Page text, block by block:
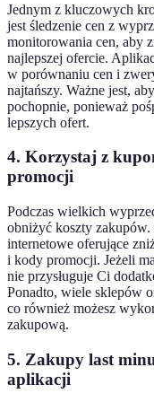
Jednym z kluczowych
jest śledzenie cen z
monitorowania cen, aby
najlepszej ofercie.
w porównaniu cen i
najtańszy. Ważne jest,
pochopnie, ponieważ
lepszych ofert.
4. Korzystaj z
promocji
Podczas wielkich
obniżyć koszty
internetowe oferujące
i kody promocji. Jeżeli
nie przysługuje Ci
Ponadto, wiele sklepów
co również możesz
zakupową.
5. Zakupy last
aplikacji